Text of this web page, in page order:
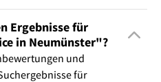
Ergebnisse für
in Neumünster"?
und
für